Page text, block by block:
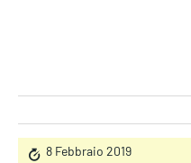
8 Febbraio 2019